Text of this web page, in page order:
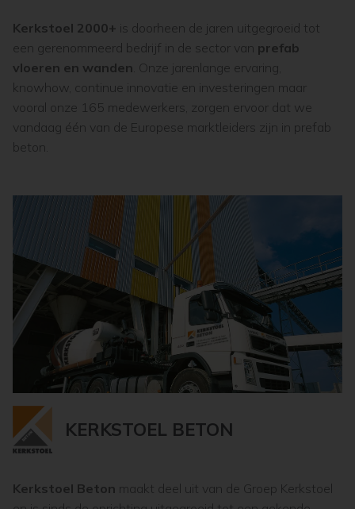
Kerkstoel 2000+ is doorheen de jaren uitgegroeid tot
een gerenommeerd bedrijf in de sector van prefab
vloeren en wanden . Onze jarenlange ervaring,
knowhow, continue innovatie en investeringen maar
vooral onze 165 medewerkers, zorgen ervoor dat we
vandaag één van de Europese marktleiders zijn in prefab
beton.
KERKSTOEL BETON
Kerkstoel Beton maakt deel uit van de Groep Kerkstoel